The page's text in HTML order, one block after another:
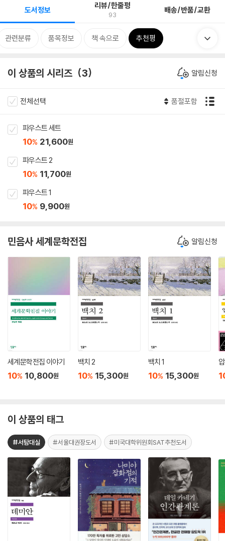
도서정보 리뷰/한줄평
93 배송/반품/교환
관련분류 품목정보 책 속으로 추천평
이 상품의 시리즈 3 알림신청
전체선택 품절포함
파우스트 세트
10% 21,600원
파우스트 2
10% 11,700원
파우스트 1
10% 9,900원
민음사 세계문학전집 알림신청
세계문학전집 이야기
10% 10,800원
백치 2
10% 15,300원
백치 1
10% 15,300원
이 상품의 태그
#서탐대실 #서울대권장도서 #미국대학위원회SAT추천도서